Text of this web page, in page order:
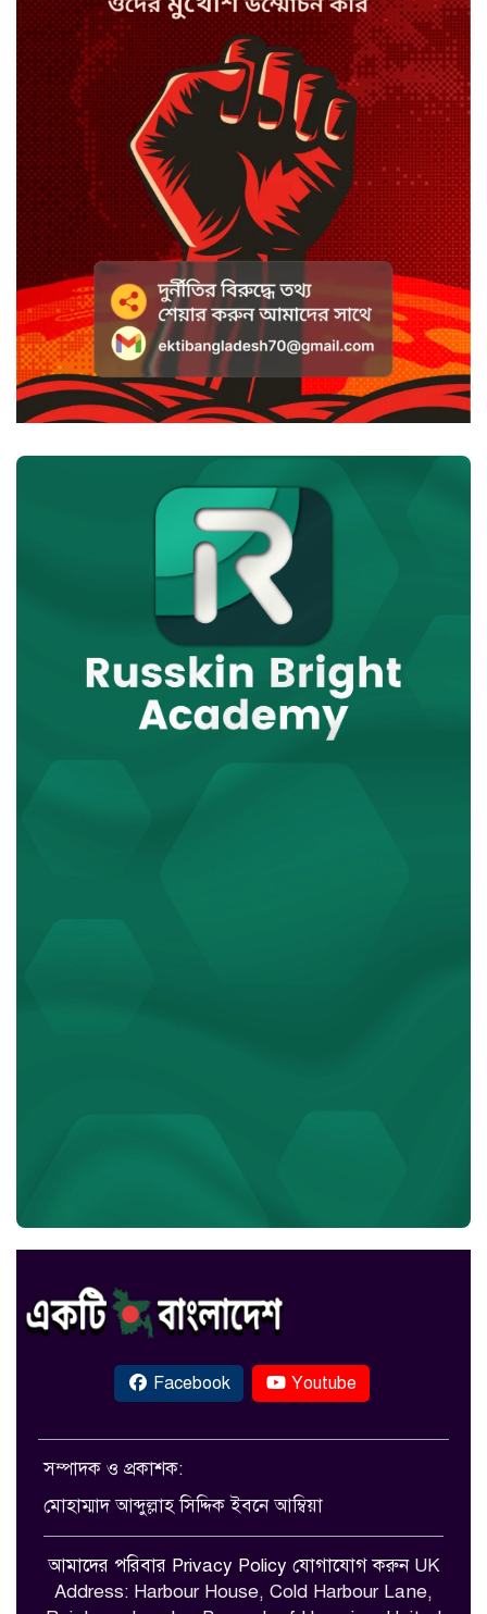
যুক্তরাজ্যে সামাজিকমাধ্যমের কারফিউ
মানছে না কিশোররা
কটাক্ষ আর বিদ্রূপে জমে উঠেছে
ভ্যান্সের রাজনীতি
সৌদি আরবে হুতি হামলায় শিশুসহ
আহত ১১
Facebook Youtube
সম্পাদক ও প্রকাশক:
মোহাম্মাদ আব্দুল্লাহ সিদ্দিক ইবনে আম্বিয়া
আমাদের পরিবার Privacy Policy যোগাযোগ করুনUK
Address: Harbour House, Cold Harbour Lane,